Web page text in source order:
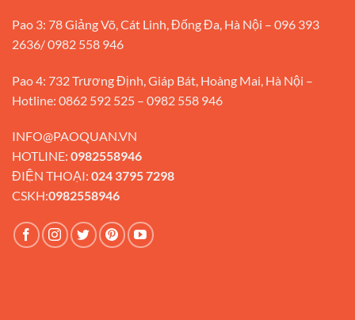
Pao 3: 78 Giảng Võ, Cát Linh, Đống Đa, Hà Nội – 096 393
2636/ 0982 558 946
Pao 4: 732 Trương Định, Giáp Bát, Hoàng Mai, Hà Nội –
Hotline: 0862 592 525 – 0982 558 946
INFO@PAOQUAN.VN
HOTLINE: 0982558946
ĐIỆN THOẠI: 024 3795 7298
CSKH:0982558946